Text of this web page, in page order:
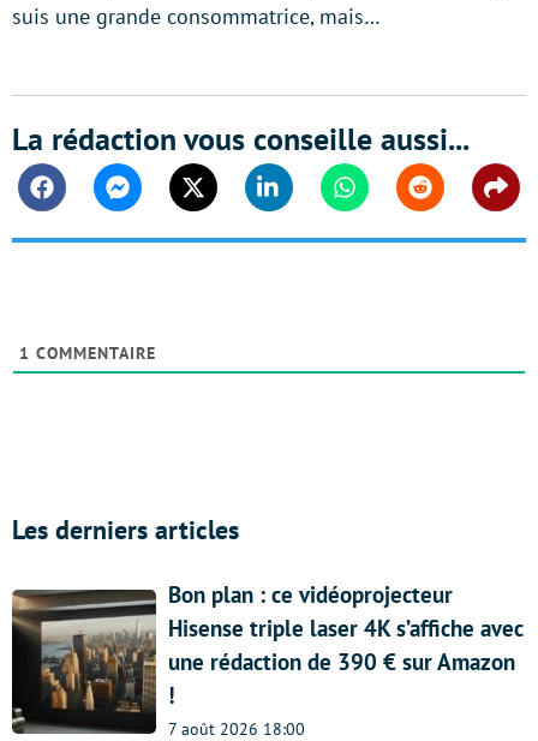
suis une grande consommatrice, mais…
La rédaction vous conseille aussi...
FacebookMessengerTwitter Linkedin WhatsappReddit
1 COMMENTAIRE
Les derniers articles
Bon plan : ce vidéoprojecteur
Hisense triple laser 4K s’affiche avec
une rédaction de 390 € sur Amazon
!
7 août 2026 18:00